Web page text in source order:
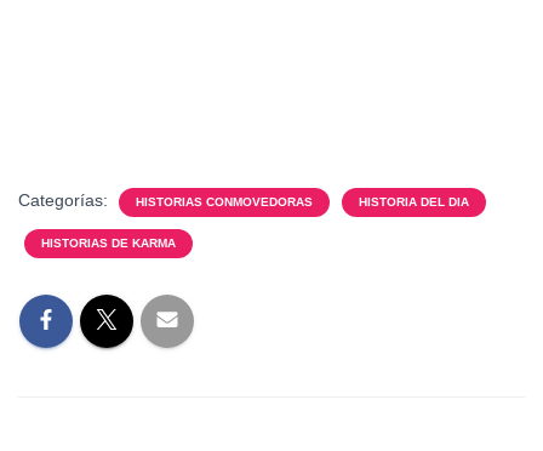
Categorías: HISTORIAS CONMOVEDORAS HISTORIA DEL DIA
HISTORIAS DE KARMA